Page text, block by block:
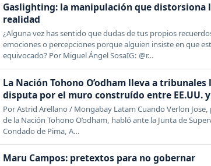
Gaslighting: la manipulación que distorsiona
realidad
¿Alguna vez has sentido que dudas de tus propios
emociones o percepciones porque alguien insiste en que
equivocado? Por Miguel Ángel SosaIG: @r…
La Nación Tohono O’odham lleva a tribunales
disputa por el muro construído entre EE.UU.
Por Astrid Arellano / Mongabay Latam Cuando Verlon
de la Nación Tohono O’odham, habló ante la Junta de
Condado de Pima, A…
Maru Campos: pretextos para no gobernar